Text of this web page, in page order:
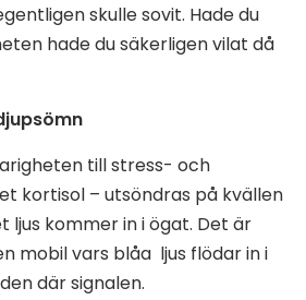
skulle sovit. Hade du
hade du säkerligen vilat då
till stress- och
kortisol – utsöndras på kvällen
ljus kommer in i ögat. Det är
mobil vars blåa ljus flödar in i
där signalen.